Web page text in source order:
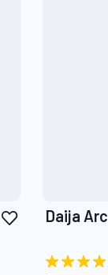
Ajouter
Daija